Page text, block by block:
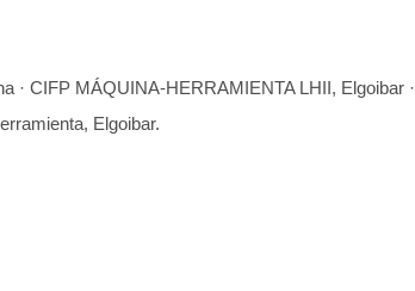
· CIFP MÁQUINA-HERRAMIENTA LHII, Elgoibar ·
Elgoibar.